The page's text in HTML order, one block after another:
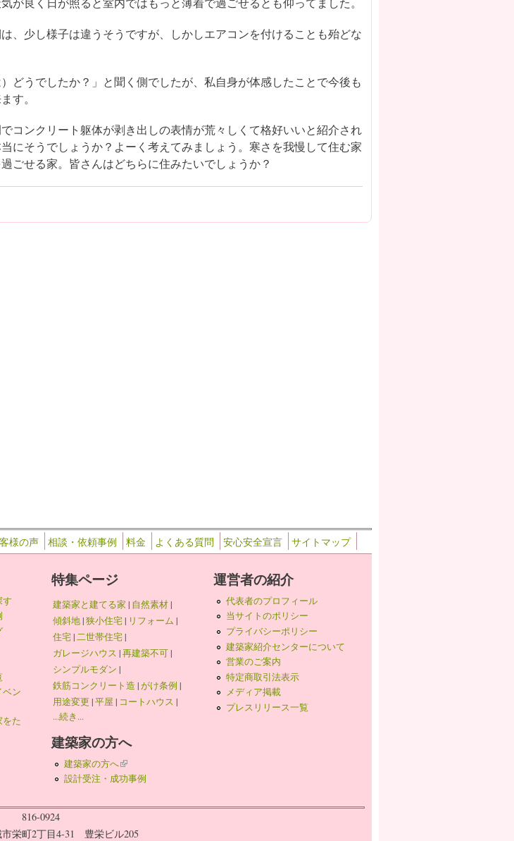
、少し様子は違うそうですが、しかしエアコンを付けることも殆どな
どうでしたか？」と聞く側でしたが、私自身が体感したことで今後も
す。
コンクリート躯体が剥き出しの表情が荒々しくて格好いいと紹介され
にそうでしょうか？よーく考えてみましょう。寒さを我慢して住む家
ごせる家。皆さんはどちらに住みたいでしょうか？
様の声 相談・依頼事例 料金 よくある質問 安心安全宣言 サイトマップ
す
ベン
た
特集ページ
建築家と建てる家 | 自然素材|
傾斜地|狭小住宅| リフォーム |
住宅|二世帯住宅|
ガレージハウス |再建築不可|
シンプルモダン |
鉄筋コンクリート造 |がけ条例 |
用途変更 |平屋 | コートハウス |
...続き...
建築家の方へ
建築家の方へ(link is external)
設計受注・成功事例
運営者の紹介
代表者のプロフィール
当サイトのポリシー
プライバシーポリシー
建築家紹介センターについて
営業のご案内
特定商取引法表示
メディア掲載
プレスリリース一覧
816-0924
栄町2丁目4-31 豊栄ビル205